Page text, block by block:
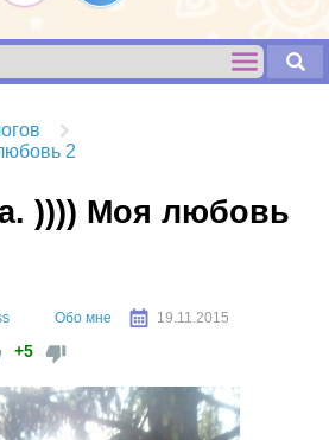
2
)))) Моя любовь
Обо мне 19.11.2015
+5